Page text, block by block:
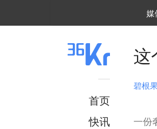
媒
首页
快讯
这
碧根果
一份